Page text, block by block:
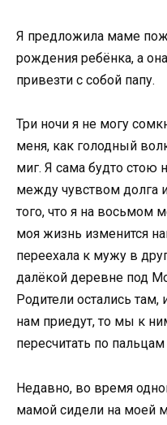
Я предложила маме
рождения ребёнка, а
привезти с собой папу.
Три ночи я не могу
меня, как голодный
миг. Я сама будто стою
между чувством долга
того, что я на восьмом
моя жизнь изменится
переехала к мужу в
далёкой деревне под
Родители остались
нам приедут, то мы к
пересчитать по
Недавно, во время
мамой сидели на моей